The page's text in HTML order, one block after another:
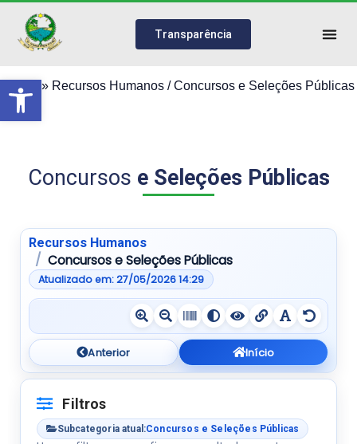
Abrir a barra de ferramentas
Transparência
Home » Recursos Humanos / Concursos e Seleções Públicas
Concursos e Seleções Públicas